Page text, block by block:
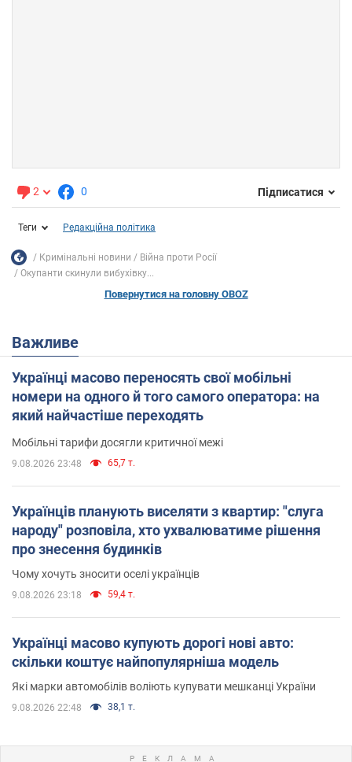
2 0 Підписатися
Теги Редакційна політика
Кримінальні новини
Війна проти Росії
Окупанти скинули вибухівку...
Повернутися на головну OBOZ
Важливе
Українці масово переносять свої мобільні
номери на одного й того самого оператора: на
який найчастіше переходять
Мобільні тарифи досягли критичної межі
9.08.2026 23:48 65,7 т.
Українців планують виселяти з квартир: "слуга
народу" розповіла, хто ухвалюватиме рішення
про знесення будинків
Чому хочуть зносити оселі українців
9.08.2026 23:18 59,4 т.
Українці масово купують дорогі нові авто:
скільки коштує найпопулярніша модель
Які марки автомобілів воліють купувати мешканці України
9.08.2026 22:48 38,1 т.